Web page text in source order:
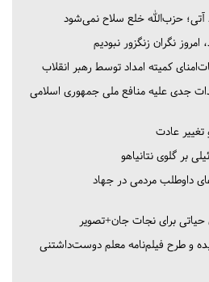
آتی؛ حزب‌الله خلع سلاح نمی‌شود
امروز نگران زنگزور نبودیم
کمیته امداد توسط رهبر انقلاب
جدی علیه منافع ملی جمهوری اسلامی
تغییر عادت
بر گلوی نتانیاهو
داوطلب مردمی در جهاد
برای نجات جان+تصویر
و طرح فیلم‌نامه معلم دوست‌داشتنی